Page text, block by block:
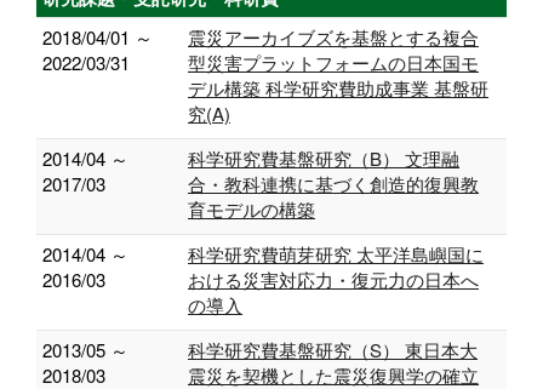
2018/04/01 ～
2022/03/31
震災アーカイブズを基盤とする複合
型災害プラットフォームの日本国モ
デル構築 科学研究費助成事業 基盤研
究(A)
2014/04 ～
2017/03
科学研究費基盤研究（B） 文理融
合・教科連携に基づく創造的復興教
育モデルの構築
2014/04 ～
2016/03
科学研究費萌芽研究 太平洋島嶼国に
おける災害対応力・復元力の日本へ
の導入
2013/05 ～
2018/03
科学研究費基盤研究（S） 東日本大
震災を契機とした震災復興学の確立